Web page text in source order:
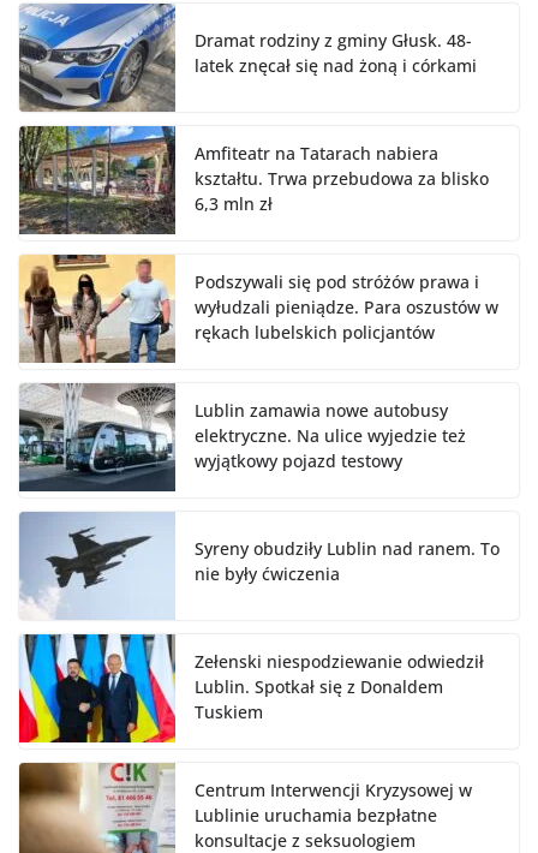
Dramat rodziny z gminy Głusk. 48-
latek znęcał się nad żoną i córkami
Amfiteatr na Tatarach nabiera
kształtu. Trwa przebudowa za blisko
6,3 mln zł
Podszywali się pod stróżów prawa i
wyłudzali pieniądze. Para oszustów w
rękach lubelskich policjantów
Lublin zamawia nowe autobusy
elektryczne. Na ulice wyjedzie też
wyjątkowy pojazd testowy
Syreny obudziły Lublin nad ranem. To
nie były ćwiczenia
Zełenski niespodziewanie odwiedził
Lublin. Spotkał się z Donaldem
Tuskiem
Centrum Interwencji Kryzysowej w
Lublinie uruchamia bezpłatne
konsultacje z seksuologiem